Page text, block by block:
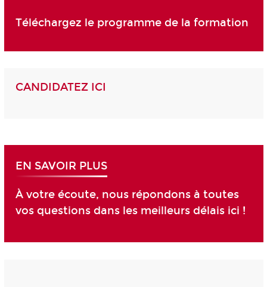
Téléchargez le programme de la formation
CANDIDATEZ ICI
EN SAVOIR PLUS
À votre écoute, nous répondons à toutes
vos questions dans les meilleurs délais ici !